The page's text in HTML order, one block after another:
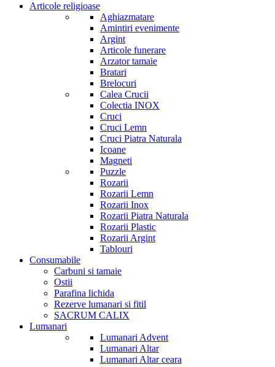
Articole religioase
Aghiazmatare
Amintiri evenimente
Argint
Articole funerare
Arzator tamaie
Bratari
Brelocuri
Calea Crucii
Colectia INOX
Cruci
Cruci Lemn
Cruci Piatra Naturala
Icoane
Magneti
Puzzle
Rozarii
Rozarii Lemn
Rozarii Inox
Rozarii Piatra Naturala
Rozarii Plastic
Rozarii Argint
Tablouri
Consumabile
Carbuni si tamaie
Ostii
Parafina lichida
Rezerve lumanari si fitil
SACRUM CALIX
Lumanari
Lumanari Advent
Lumanari Altar
Lumanari Altar ceara